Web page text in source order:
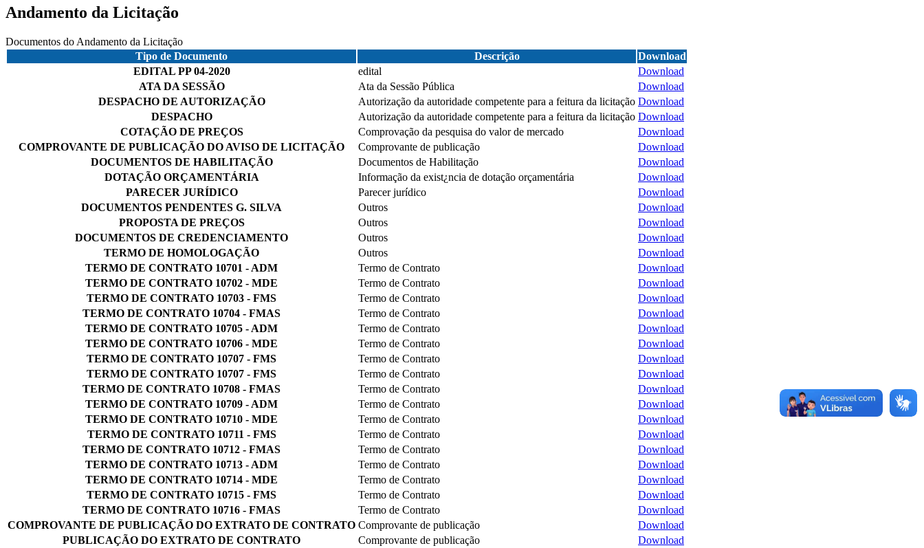
Andamento da Licitação
Documentos do Andamento da Licitação
Tipo de Documento
Descrição
Download
EDITAL PP 04-2020
edital
Download
ATA DA SESSÃO
Ata da Sessão Pública
Download
DESPACHO DE AUTORIZAÇÃO
Autorização da autoridade competente para a feitura da licitação Download
DESPACHO
Autorização da autoridade competente para a feitura da licitação Download
COTAÇÃO DE PREÇOS
Comprovação da pesquisa do valor de mercado
Download
COMPROVANTE DE PUBLICAÇÃO DO AVISO DE LICITAÇÃO
Comprovante de publicação
Download
DOCUMENTOS DE HABILITAÇÃO
Documentos de Habilitação
Download
DOTAÇÃO ORÇAMENTÁRIA
Informação da exist¿ncia de dotação orçamentária
Download
PARECER JURÍDICO
Parecer jurídico
Download
DOCUMENTOS PENDENTES G. SILVA
Outros
Download
PROPOSTA DE PREÇOS
Outros
Download
DOCUMENTOS DE CREDENCIAMENTO
Outros
Download
TERMO DE HOMOLOGAÇÃO
Outros
Download
TERMO DE CONTRATO 10701 - ADM
Termo de Contrato
Download
TERMO DE CONTRATO 10702 - MDE
Termo de Contrato
Download
TERMO DE CONTRATO 10703 - FMS
Termo de Contrato
Download
TERMO DE CONTRATO 10704 - FMAS
Termo de Contrato
Download
TERMO DE CONTRATO 10705 - ADM
Termo de Contrato
Download
TERMO DE CONTRATO 10706 - MDE
Termo de Contrato
Download
TERMO DE CONTRATO 10707 - FMS
Termo de Contrato
Download
TERMO DE CONTRATO 10707 - FMS
Termo de Contrato
Download
TERMO DE CONTRATO 10708 - FMAS
Termo de Contrato
Download
TERMO DE CONTRATO 10709 - ADM
Termo de Contrato
Download
TERMO DE CONTRATO 10710 - MDE
Termo de Contrato
Download
TERMO DE CONTRATO 10711 - FMS
Termo de Contrato
Download
TERMO DE CONTRATO 10712 - FMAS
Termo de Contrato
Download
TERMO DE CONTRATO 10713 - ADM
Termo de Contrato
Download
TERMO DE CONTRATO 10714 - MDE
Termo de Contrato
Download
TERMO DE CONTRATO 10715 - FMS
Termo de Contrato
Download
TERMO DE CONTRATO 10716 - FMAS
Termo de Contrato
Download
COMPROVANTE DE PUBLICAÇÃO DO EXTRATO DE CONTRATO Comprovante de publicação
Download
PUBLICAÇÃO DO EXTRATO DE CONTRATO
Comprovante de publicação
Download